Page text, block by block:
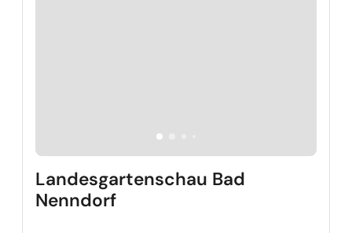
Landesgartenschau Bad
Nenndorf